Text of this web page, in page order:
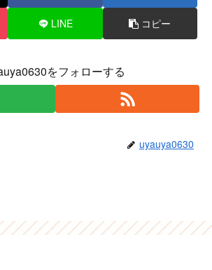
LINE コピー
をフォローする
uyauya0630